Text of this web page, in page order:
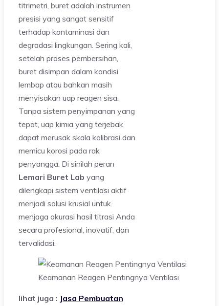
titrimetri, buret adalah instrumen
presisi yang sangat sensitif
terhadap kontaminasi dan
degradasi lingkungan. Sering kali,
setelah proses pembersihan,
buret disimpan dalam kondisi
lembap atau bahkan masih
menyisakan uap reagen sisa.
Tanpa sistem penyimpanan yang
tepat, uap kimia yang terjebak
dapat merusak skala kalibrasi dan
memicu korosi pada rak
penyangga. Di sinilah peran
Lemari Buret Lab yang
dilengkapi sistem ventilasi aktif
menjadi solusi krusial untuk
menjaga akurasi hasil titrasi Anda
secara profesional, inovatif, dan
tervalidasi.
Keamanan Reagen Pentingnya Ventilasi
lihat juga : Jasa Pembuatan